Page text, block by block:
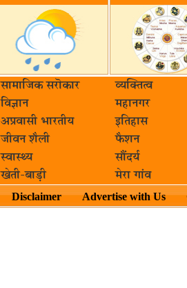
सामाजिक सरॊकार‌
व्यक्तित्व
विज्ञान
महानगर
अप्रवासी भारतीय
इतिहास
जीवन शैली
फैशन
स्वास्थ्य
सौंदर्य
खेती-बाड़ी मेरा गांव
Disclaimer Advertise with Us